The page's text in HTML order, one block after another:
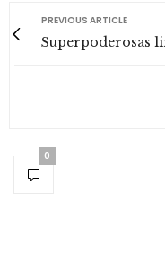
PREVIOUS ARTICLE
Superpoderosas
0